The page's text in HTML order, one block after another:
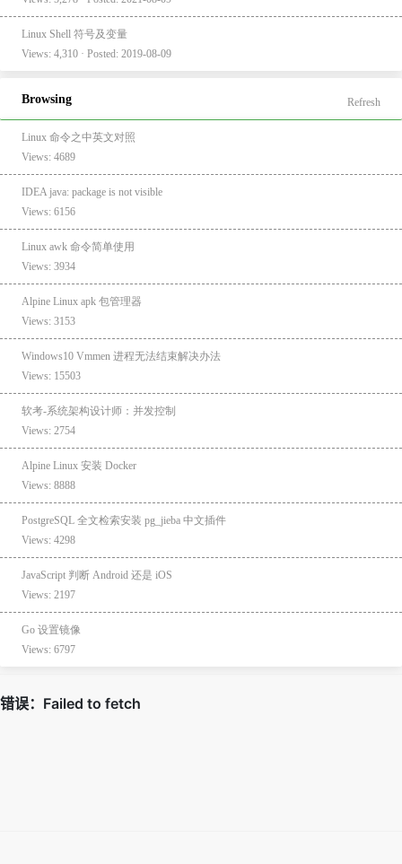
Linux Shell 符号及变量
Views: 4,310 · Posted: 2019-08-09
Browsing Refresh
Linux 命令之中英文对照
Views: 4689
IDEA java: package is not visible
Views: 6156
Linux awk 命令简单使用
Views: 3934
Alpine Linux apk 包管理器
Views: 3153
Windows10 Vmmen 进程无法结束解决办法
Views: 15503
软考-系统架构设计师：并发控制
Views: 2754
Alpine Linux 安装 Docker
Views: 8888
PostgreSQL 全文检索安装 pg_jieba 中文插件
Views: 4298
JavaScript 判断 Android 还是 iOS
Views: 2197
Go 设置镜像
Views: 6797